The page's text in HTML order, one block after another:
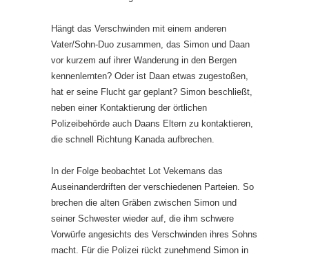
Hängt das Verschwinden mit einem anderen
Vater/Sohn-Duo zusammen, das Simon und Daan
vor kurzem auf ihrer Wanderung in den Bergen
kennenlernten? Oder ist Daan etwas zugestoßen,
hat er seine Flucht gar geplant? Simon beschließt,
neben einer Kontaktierung der örtlichen
Polizeibehörde auch Daans Eltern zu kontaktieren,
die schnell Richtung Kanada aufbrechen.
In der Folge beobachtet Lot Vekemans das
Auseinanderdriften der verschiedenen Parteien. So
brechen die alten Gräben zwischen Simon und
seiner Schwester wieder auf, die ihm schwere
Vorwürfe angesichts des Verschwinden ihres Sohns
macht. Für die Polizei rückt zunehmend Simon in